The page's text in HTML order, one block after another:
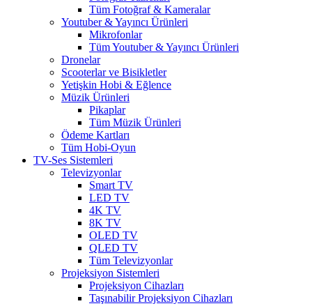
Tüm Fotoğraf & Kameralar
Youtuber & Yayıncı Ürünleri
Mikrofonlar
Tüm Youtuber & Yayıncı Ürünleri
Dronelar
Scooterlar ve Bisikletler
Yetişkin Hobi & Eğlence
Müzik Ürünleri
Pikaplar
Tüm Müzik Ürünleri
Ödeme Kartları
Tüm Hobi-Oyun
TV-Ses Sistemleri
Televizyonlar
Smart TV
LED TV
4K TV
8K TV
OLED TV
QLED TV
Tüm Televizyonlar
Projeksiyon Sistemleri
Projeksiyon Cihazları
Taşınabilir Projeksiyon Cihazları